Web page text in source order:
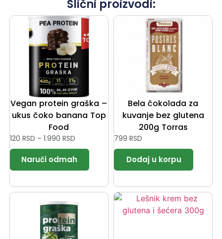
Slični proizvodi:
Vegan protein graška –
ukus čoko banana Top
Food
120 RSD – 1.990 RSD
Bela čokolada za
kuvanje bez glutena
200g Torras
799 RSD